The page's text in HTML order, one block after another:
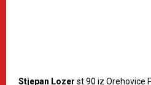
Stjepan Lozer st.90 iz Orehovice